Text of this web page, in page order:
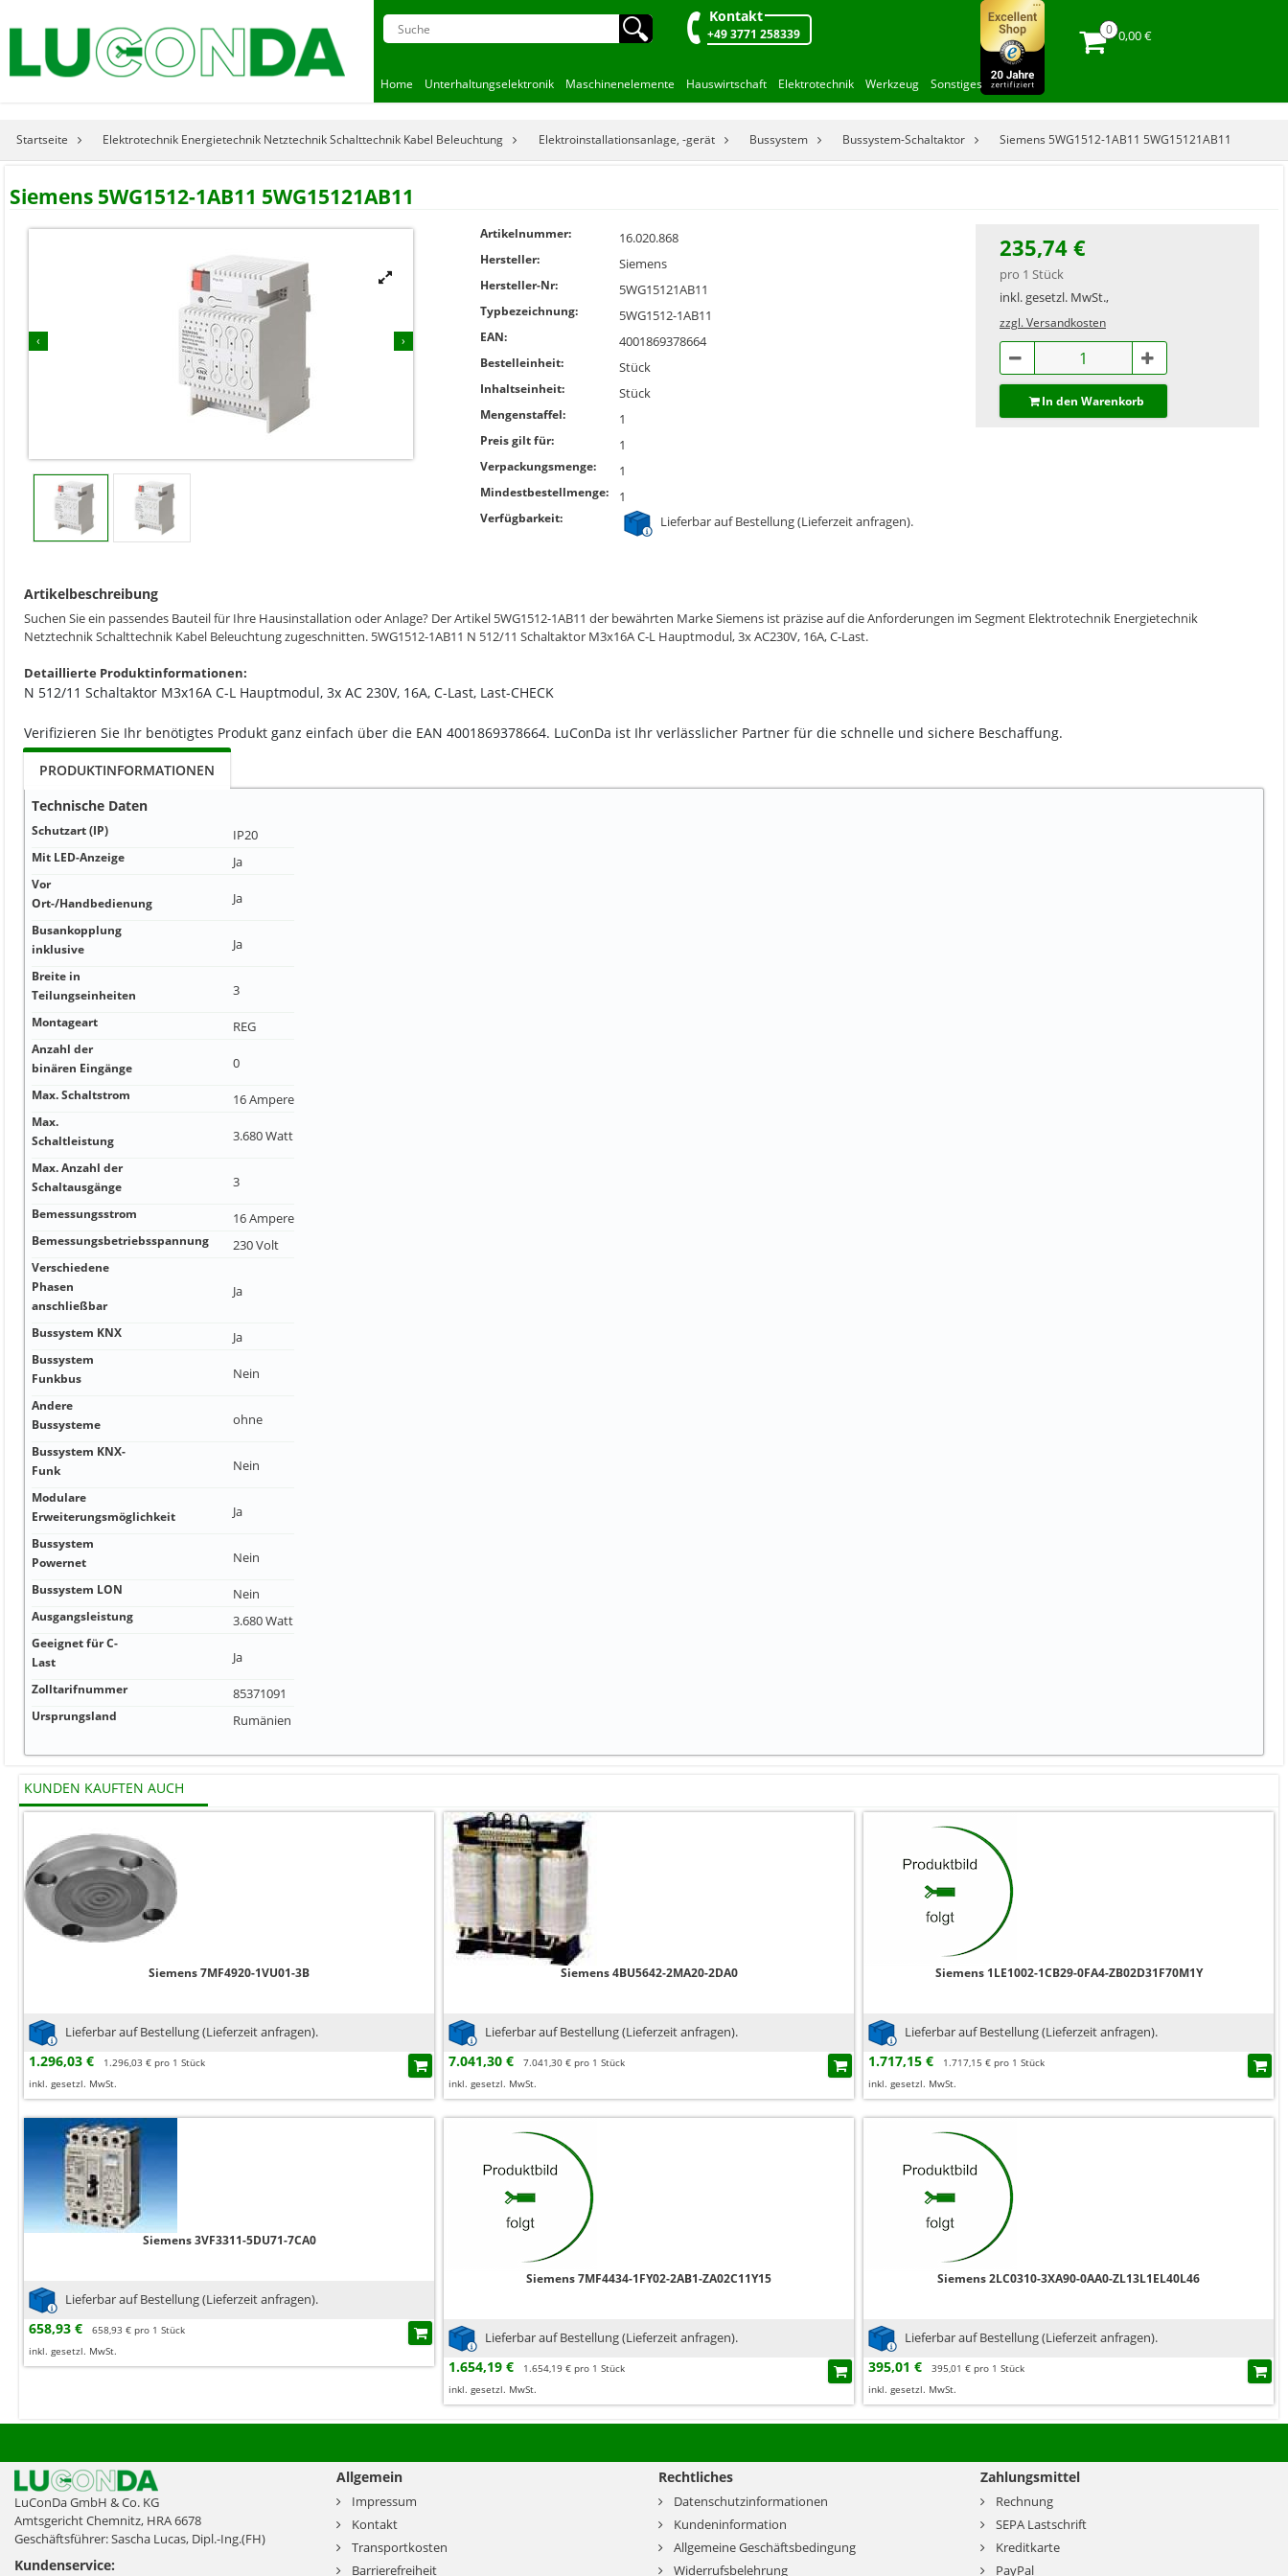
🔍︎ Kontakt
+49 3771 258339 0,00 €
Home Unterhaltungselektronik Maschinenelemente Hauswirtschaft Elektrotechnik Werkzeug Sonstiges
Startseite Elektrotechnik Energietechnik Netztechnik Schalttechnik Kabel Beleuchtung Elektroinstallationsanlage, -gerät Bussystem Bussystem-Schaltaktor Siemens 5WG1512-1AB11 5WG15121AB11
Siemens 5WG1512-1AB11 5WG15121AB11
‹ ›


Artikelnummer: 16.020.868
Hersteller: Siemens
Hersteller-Nr: 5WG15121AB11
Typbezeichnung: 5WG1512-1AB11
EAN: 4001869378664
Bestelleinheit: Stück
Inhaltseinheit: Stück
Mengenstaffel: 1
Preis gilt für: 1
Verpackungsmenge: 1
Mindestbestellmenge: 1
Verfügbarkeit: Lieferbar auf Bestellung (Lieferzeit anfragen).
235,74 €
pro 1 Stück
inkl. gesetzl. MwSt.,
zzgl. Versandkosten
In den Warenkorb
Artikelbeschreibung
Suchen Sie ein passendes Bauteil für Ihre Hausinstallation oder Anlage? Der Artikel 5WG1512-1AB11 der bewährten Marke Siemens ist präzise auf die Anforderungen im Segment Elektrotechnik Energietechnik
Netztechnik Schalttechnik Kabel Beleuchtung zugeschnitten. 5WG1512-1AB11 N 512/11 Schaltaktor M3x16A C-L Hauptmodul, 3x AC230V, 16A, C-Last.
Detaillierte Produktinformationen:
N 512/11 Schaltaktor M3x16A C-L Hauptmodul, 3x AC 230V, 16A, C-Last, Last-CHECK
Verifizieren Sie Ihr benötigtes Produkt ganz einfach über die EAN 4001869378664. LuConDa ist Ihr verlässlicher Partner für die schnelle und sichere Beschaffung.
PRODUKTINFORMATIONEN
Technische Daten
Schutzart (IP) IP20
Mit LED-Anzeige Ja
Vor
Ort-/Handbedienung
Ja
Busankopplung
inklusive
Ja
Breite in
Teilungseinheiten
3
Montageart REG
Anzahl der
binären Eingänge
0
Max. Schaltstrom 16 Ampere
Max.
Schaltleistung
3.680 Watt
Max. Anzahl der
Schaltausgänge
3
Bemessungsstrom 16 Ampere
Bemessungsbetriebsspannung 230 Volt
Verschiedene
Phasen
anschließbar
Ja
Bussystem KNX Ja
Bussystem
Funkbus
Nein
Andere
Bussysteme
ohne
Bussystem KNX-
Funk
Nein
Modulare
Erweiterungsmöglichkeit
Ja
Bussystem
Powernet
Nein
Bussystem LON Nein
Ausgangsleistung 3.680 Watt
Geeignet für C-
Last
Ja
Zolltarifnummer 85371091
Ursprungsland Rumänien
KUNDEN KAUFTEN AUCH
Siemens 7MF4920-1VU01-3B
Lieferbar auf Bestellung (Lieferzeit anfragen).
1.296,03 €
1.296,03 € pro 1 Stück
inkl. gesetzl. MwSt.
Siemens 4BU5642-2MA20-2DA0
Lieferbar auf Bestellung (Lieferzeit anfragen).
7.041,30 €
7.041,30 € pro 1 Stück
inkl. gesetzl. MwSt.
Siemens 1LE1002-1CB29-0FA4-ZB02D31F70M1Y
Lieferbar auf Bestellung (Lieferzeit anfragen).
1.717,15 €
1.717,15 € pro 1 Stück
inkl. gesetzl. MwSt.
Siemens 3VF3311-5DU71-7CA0
Lieferbar auf Bestellung (Lieferzeit anfragen).
658,93 €
658,93 € pro 1 Stück
inkl. gesetzl. MwSt.
Siemens 7MF4434-1FY02-2AB1-ZA02C11Y15
Lieferbar auf Bestellung (Lieferzeit anfragen).
1.654,19 €
1.654,19 € pro 1 Stück
inkl. gesetzl. MwSt.
Siemens 2LC0310-3XA90-0AA0-ZL13L1EL40L46
Lieferbar auf Bestellung (Lieferzeit anfragen).
395,01 €
395,01 € pro 1 Stück
inkl. gesetzl. MwSt.
LuConDa GmbH & Co. KG
Amtsgericht Chemnitz, HRA 6678
Geschäftsführer: Sascha Lucas, Dipl.-Ing.(FH)
Kundenservice:
Allgemein
Impressum
Kontakt
Transportkosten
Barrierefreiheit
Rechtliches
Datenschutzinformationen
Kundeninformation
Allgemeine Geschäftsbedingung
Widerrufsbelehrung
Zahlungsmittel
Rechnung
SEPA Lastschrift
Kreditkarte
PayPal